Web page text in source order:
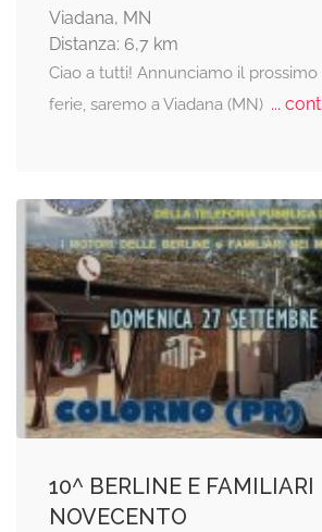
Viadana, MN
Distanza: 6,7 km
Ciao a tutti! Annunciamo il
ferie, saremo a Viadana (MN)...
10^ BERLINE E FAMILIARI
NOVECENTO